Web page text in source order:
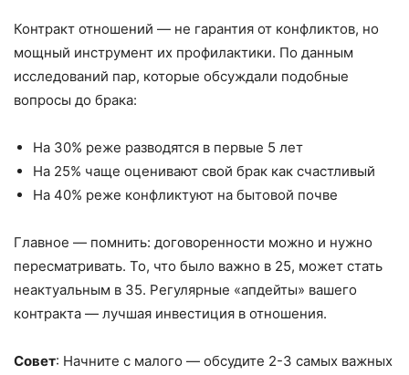
Контракт отношений — не гарантия от конфликтов, но
мощный инструмент их профилактики. По данным
исследований пар, которые обсуждали подобные
вопросы до брака:
На 30% реже разводятся в первые 5 лет
На 25% чаще оценивают свой брак как счастливый
На 40% реже конфликтуют на бытовой почве
Главное — помнить: договоренности можно и нужно
пересматривать. То, что было важно в 25, может стать
неактуальным в 35. Регулярные «апдейты» вашего
контракта — лучшая инвестиция в отношения.
Совет: Начните с малого — обсудите 2-3 самых важных